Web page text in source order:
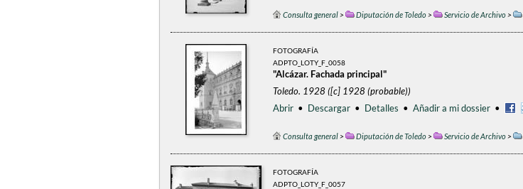
Consulta general> Diputación de Toledo> Servicio de Archivo>
FOTOGRAFÍA
ADPTO_LOTY_F_0058
"Alcázar. Fachada principal"
Toledo. 1928 ([c] 1928 (probable))
Abrir • Descargar • Detalles • Añadir a mi dossier •
Consulta general> Diputación de Toledo> Servicio de Archivo>
FOTOGRAFÍA
ADPTO_LOTY_F_0057